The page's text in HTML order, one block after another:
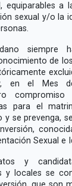
equiparables a
sexual y/o la
siempre
de
en el Mes
para el
y se prevenga,
Sexual e
y
y locales se
que son